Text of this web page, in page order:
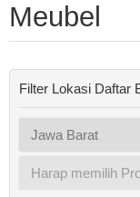
Meubel
Filter Lokasi Daftar